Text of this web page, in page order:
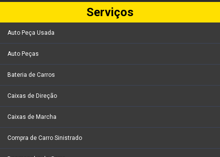
Serviços
Auto Peça Usada
Auto Peças
Bateria de Carros
Caixas de Direção
Caixas de Marcha
Compra de Carro Sinistrado